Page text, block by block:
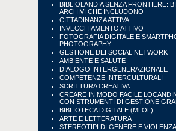
BIBLIOLANDIA SENZA FRONTIERE:
ARCHIVI CHE INCLUDONO
CITTADINANZA ATTIVA
INVECCHIAMENTO ATTIVO
FOTOGRAFIA DIGITALE E
PHOTOGRAPHY
GESTIONE DEI SOCIAL NETWORK
AMBIENTE E SALUTE
DIALOGO INTERGENERAZIONALE
COMPETENZE INTERCULTURALI
SCRITTURA CREATIVA
CREARE IN MODO FACILE
CON STRUMENTI DI GESTIONE
BIBLIOTECA DIGITALE (MLOL)
ARTE E LETTERATURA
STEREOTIPI DI GENERE E